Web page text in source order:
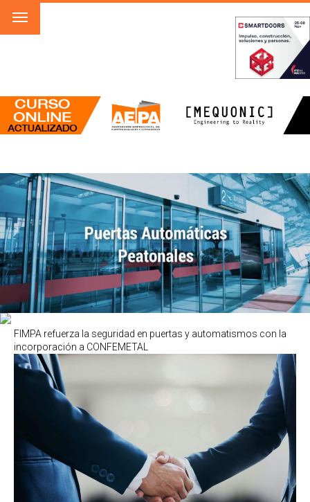
FIMPA refuerza la seguridad en puertas y automatismos con la
incorporación a CONFEMETAL